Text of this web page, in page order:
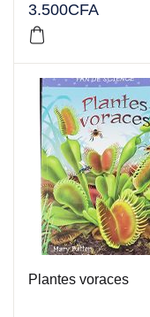
3.500CFA
Plantes voraces